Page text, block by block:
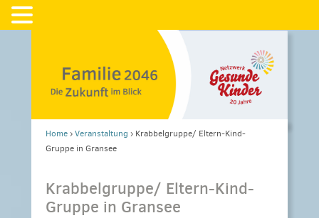
Home›Veranstaltung › Krabbelgruppe/ Eltern-Kind-
Gruppe in Gransee
Krabbelgruppe/ Eltern-Kind-
Gruppe in Gransee